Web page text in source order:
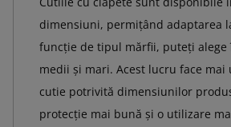
dimensiuni, permițând adaptarea
funcție de tipul mărfii, puteți
medii și mari. Acest lucru face mai
cutie potrivită dimensiunilor
protecție mai bună și o utilizare